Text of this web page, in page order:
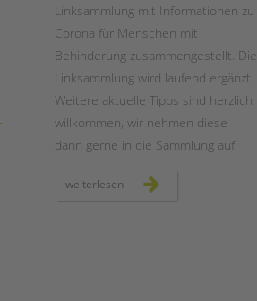
Linksammlung mit Informationen zu
Corona für Menschen mit
Behinderung zusammengestellt. Die
Linksammlung wird laufend ergänzt.
Weitere aktuelle Tipps sind herzlich
willkommen, wir nehmen diese
dann gerne in die Sammlung auf.
weiterlesen informationen